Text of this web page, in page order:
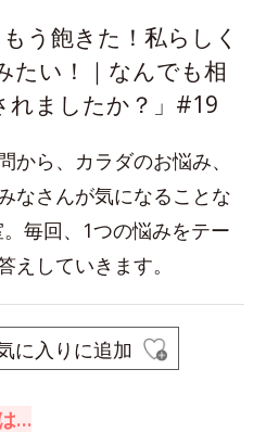
う飽きた！私らしく
たい！｜なんでも相
れましたか？」#19
から、カラダのお悩み、
なさんが気になることな
毎回、1つの悩みをテー
えしていきます。
に入りに追加
…